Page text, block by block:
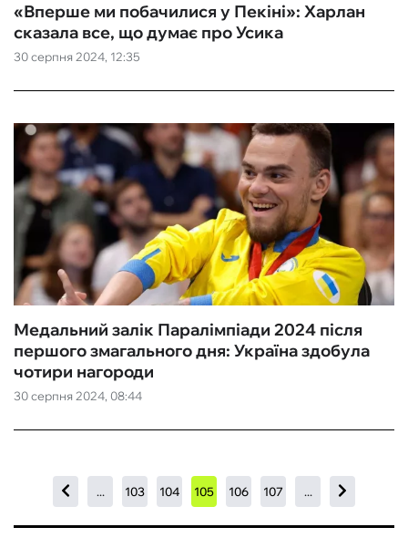
30 серпня 2024, 12:35
«Вперше ми побачилися у Пекіні»: Харлан
сказала все, що думає про Усика
30 серпня 2024, 08:44
Медальний залік Паралімпіади 2024 після
першого змагального дня: Україна здобула
чотири нагороди
... 103 104 105 106 107 ...